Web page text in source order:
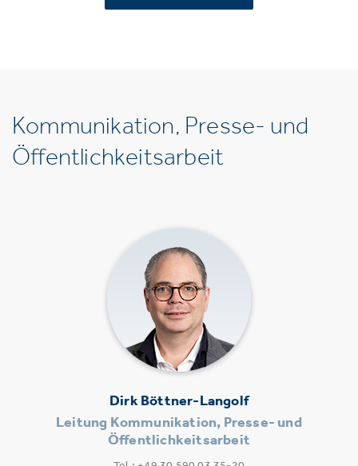
Kommunikation, Presse- und
Öffentlichkeitsarbeit
Dirk Böttner-Langolf
Leitung Kommunikation, Presse- und
Öffentlichkeitsarbeit